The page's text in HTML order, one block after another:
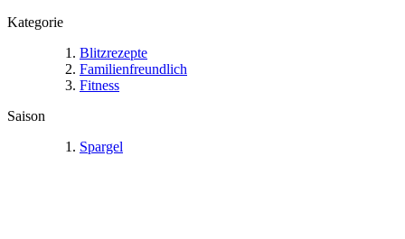
Kategorie
Blitzrezepte
Familienfreundlich
Fitness
Saison
Spargel